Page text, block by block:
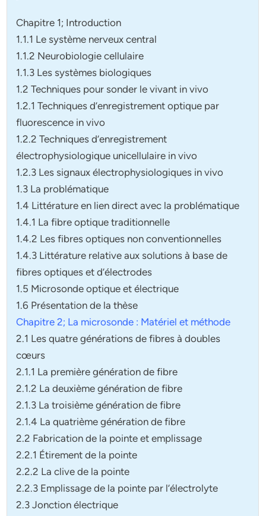
Chapitre 1; Introduction
1.1.1 Le système nerveux central
1.1.2 Neurobiologie cellulaire
1.1.3 Les systèmes biologiques
1.2 Techniques pour sonder le vivant in vivo
1.2.1 Techniques d’enregistrement optique par
fluorescence in vivo
1.2.2 Techniques d’enregistrement
électrophysiologique unicellulaire in vivo
1.2.3 Les signaux électrophysiologiques in vivo
1.3 La problématique
1.4 Littérature en lien direct avec la problématique
1.4.1 La fibre optique traditionnelle
1.4.2 Les fibres optiques non conventionnelles
1.4.3 Littérature relative aux solutions à base de
fibres optiques et d’électrodes
1.5 Microsonde optique et électrique
1.6 Présentation de la thèse
Chapitre 2; La microsonde : Matériel et méthode
2.1 Les quatre générations de fibres à doubles
cœurs
2.1.1 La première génération de fibre
2.1.2 La deuxième génération de fibre
2.1.3 La troisième génération de fibre
2.1.4 La quatrième génération de fibre
2.2 Fabrication de la pointe et emplissage
2.2.1 Étirement de la pointe
2.2.2 La clive de la pointe
2.2.3 Emplissage de la pointe par l’électrolyte
2.3 Jonction électrique